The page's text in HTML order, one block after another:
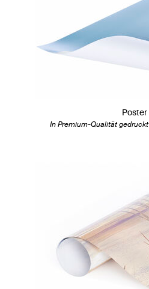
Poster
In Premium-Qualität